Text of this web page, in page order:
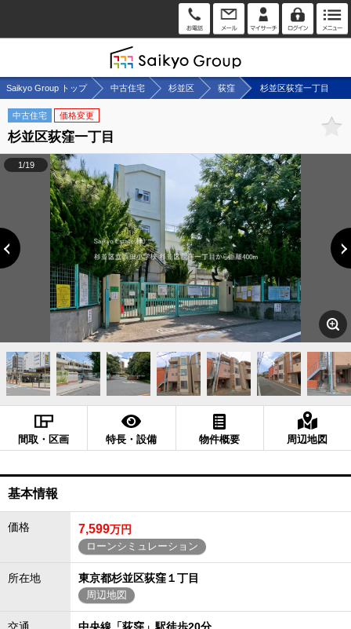
Saikyo Group トップ 中古住宅 杉並区 荻窪 杉並区荻窪一丁目
中古住宅 価格変更
杉並区荻窪一丁目
1/19
間取・区画 特長・設備 物件概要 周辺地図
基本情報
価格 7,599万円
ローンシミュレーション
所在地 東京都杉並区荻窪１丁目
周辺地図